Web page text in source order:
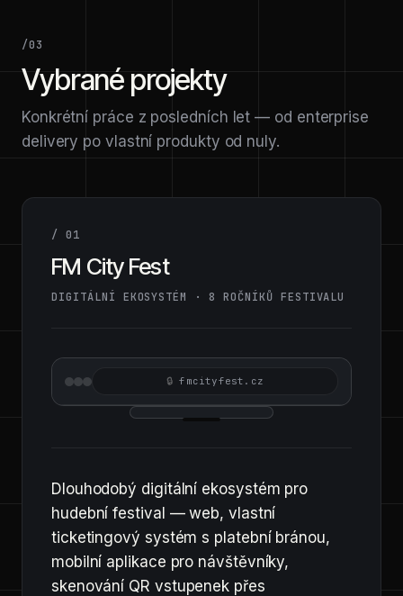
/03
Vybrané projekty
Konkrétní práce z posledních let — od enterprise
delivery po vlastní produkty od nuly.
/ 01
FM City Fest
DIGITÁLNÍ EKOSYSTÉM · 8 ROČNÍKŮ FESTIVALU
fmcityfest.cz
Dlouhodobý digitální ekosystém pro
hudební festival — web, vlastní
ticketingový systém s platební bránou,
mobilní aplikace pro návštěvníky,
skenování QR vstupenek přes